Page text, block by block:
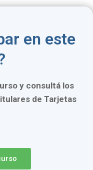
en este
y consultá los
de Tarjetas